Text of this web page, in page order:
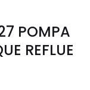
POMPA
REFLUE